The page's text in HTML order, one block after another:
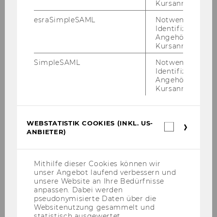
Wirtschaftsuniversität Wien
Änderung des Studienplans für
das Diplomstudium
Betriebswirtschaft an der
Wirtschaftsuniversität Wien
Wirtschaftspädagogik an der
Wirtschaftsuniversität Wien
262
Kursanmeldung.
esraSimpleSAML
Notwendig zur
Identifizierung
Angehörige/r für
Kursanmeldung.
SimpleSAML
Notwendig zur
Identifizierung
Angehörige/r für
Kursanmeldung.
WEBSTATISTIK COOKIES (INKL. US-
ANBIETER)
Mithilfe dieser Cookies können wir
unser Angebot laufend verbessern und
unsere Website an Ihre Bedürfnisse
anpassen. Dabei werden
pseudonymisierte Daten über die
Websitenutzung gesammelt und